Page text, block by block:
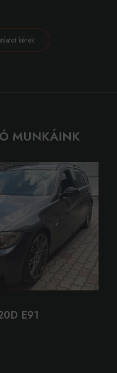
kérek
MUNKÁINK
E91